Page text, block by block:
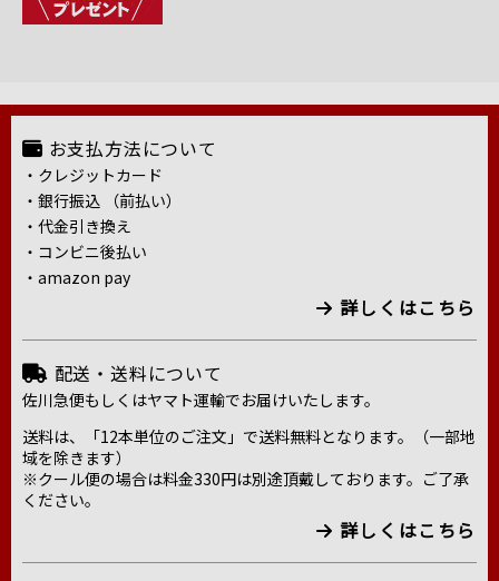
お支払方法について
・クレジットカード
・銀行振込 （前払い）
・代金引き換え
・コンビニ後払い
・amazon pay
詳しくはこちら
配送・送料について
佐川急便もしくはヤマト運輸でお届けいたします。
送料は、「12本単位のご注文」で送料無料となります。（一部地
域を除きます）
※クール便の場合は料金330円は別途頂戴しております。ご了承
ください。
詳しくはこちら